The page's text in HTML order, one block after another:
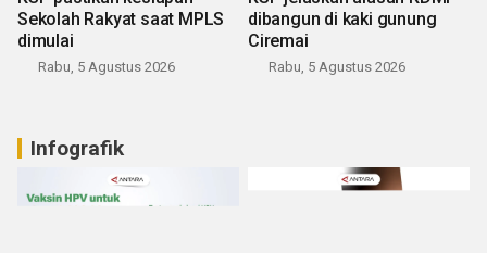
Sekolah Rakyat saat MPLS
dimulai
Rabu, 5 Agustus 2026
dibangun di kaki gunung
Ciremai
Rabu, 5 Agustus 2026
Infografik